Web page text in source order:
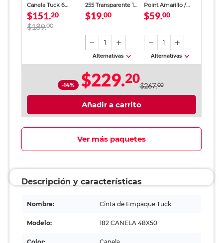
Canela Tuck 6
piezas
$151.20
$189.00
255 Transparente 18
mm x 33 m
$19.00
1
Alternativas
Point Amarillo /
Punto fino / Tinta
$59.00
1
Alternativas
-14% $229.20$267.00
Añadir a carrito
Ver más paquetes
Descripción y características
Nombre: Cinta de Empaque Tuck
Modelo: 182 CANELA 48X50